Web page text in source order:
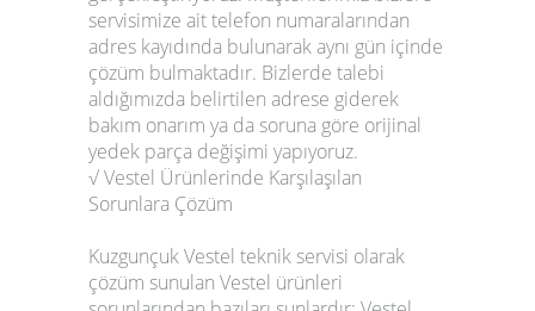
servisimize ait telefon numaralarından
adres kayıdında bulunarak aynı gün içinde
çözüm bulmaktadır. Bizlerde talebi
aldığımızda belirtilen adrese giderek
bakım onarım ya da soruna göre orijinal
yedek parça değişimi yapıyoruz.
√ Vestel Ürünlerinde Karşılaşılan
Sorunlara Çözüm
Kuzgunçuk Vestel teknik servisi olarak
çözüm sunulan Vestel ürünleri